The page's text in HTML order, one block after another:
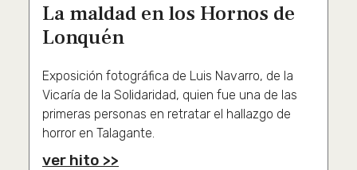
La maldad en los Hornos de
Lonquén
Exposición fotográfica de Luis Navarro, de la
Vicaría de la Solidaridad, quien fue una de las
primeras personas en retratar el hallazgo de
horror en Talagante.
ver hito >>